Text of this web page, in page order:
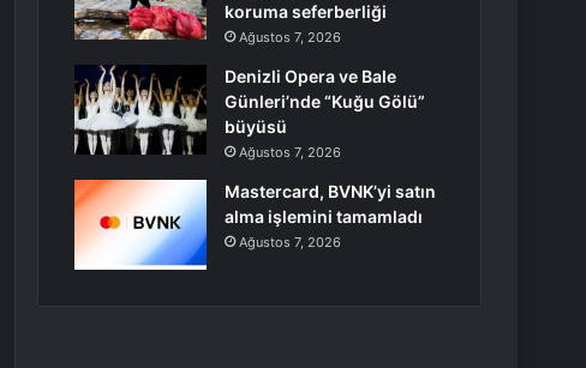
koruma seferberliği
Ağustos 7, 2026
Denizli Opera ve Bale
Günleri’nde “Kuğu Gölü”
büyüsü
Ağustos 7, 2026
Mastercard, BVNK’yi satın
alma işlemini tamamladı
Ağustos 7, 2026